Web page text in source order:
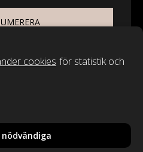
AB.
by Easyweb
cookies för statistik och